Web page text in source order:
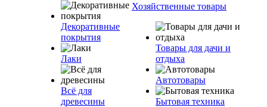
Декоративные
покрытия
Лаки
Всё для
древесины
Хозяйственные товары
Товары для дачи и
отдыха
Автотовары
Бытовая техника